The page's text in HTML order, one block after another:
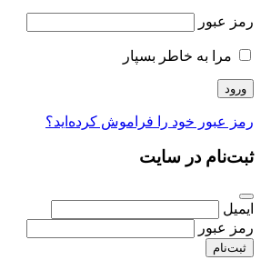
رمز عبور
مرا به خاطر بسپار
رمز عبور خود را فراموش کرده‌اید؟
ثبت‌نام در سایت
ایمیل
رمز عبور
ثبت‌نام